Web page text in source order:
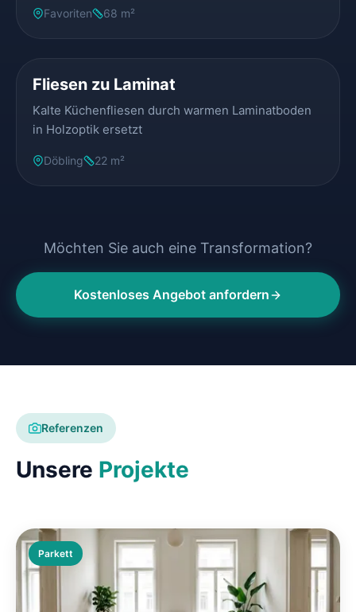
Favoriten 68 m²
Fliesen zu Laminat
Kalte Küchenfliesen durch warmen Laminatboden
in Holzoptik ersetzt
Döbling 22 m²
Möchten Sie auch eine Transformation?
Kostenloses Angebot anfordern
Referenzen
Unsere Projekte
Parkett